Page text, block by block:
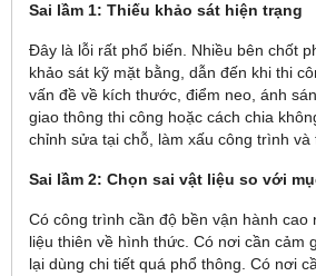
Sai lầm 1: Thiếu khảo sát hiện trạng
Đây là lỗi rất phổ biến. Nhiều bên chốt
khảo sát kỹ mặt bằng, dẫn đến khi thi
vấn đề về kích thước, điểm neo, ánh
giao thông thi công hoặc cách chia
chỉnh sửa tại chỗ, làm xấu công trình và
Sai lầm 2: Chọn sai vật liệu so với
Có công trình cần độ bền vận hành cao
liệu thiên về hình thức. Có nơi cần cảm
lại dùng chi tiết quá phổ thông. Có nơi